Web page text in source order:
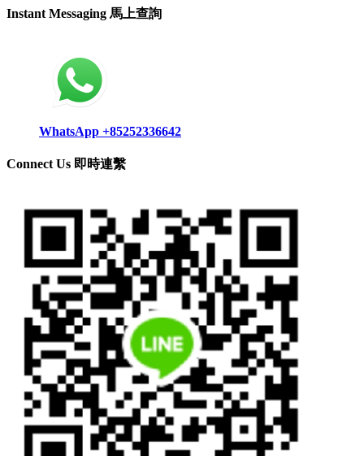
Instant Messaging 馬上查詢
WhatsApp +85252336642
Connect Us 即時連繫